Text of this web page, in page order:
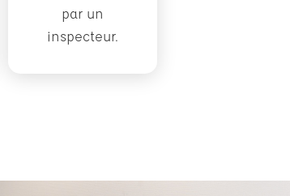
par un
inspecteur.